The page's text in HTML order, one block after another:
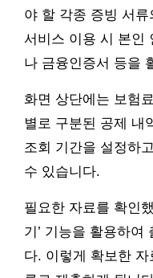
야 할 각종 증빙 서
서비스 이용 시 본인
나 금융인증서 등을
화면 상단에는 보험
별로 구분된 공제 내
조회 기간을 설정하
수 있습니다.
필요한 자료를 확인
기’ 기능을 활용하여
다. 이렇게 확보한